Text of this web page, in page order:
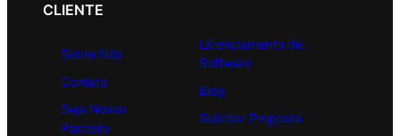
CLIENTE
Sobre Nós
Contato
Seja Nosso
Parceiro
Licenciamento de
Software
Blog
Solicitar Proposta